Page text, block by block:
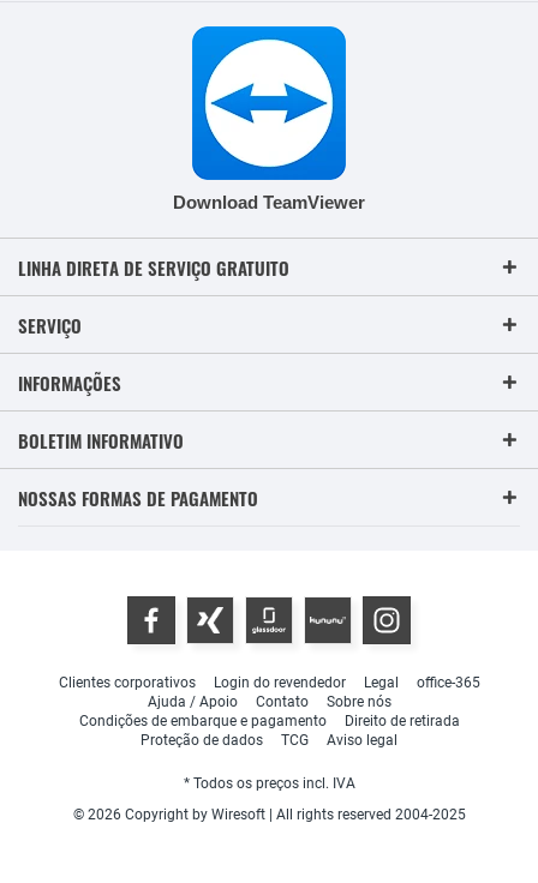
Download TeamViewer
LINHA DIRETA DE SERVIÇO GRATUITO
SERVIÇO
INFORMAÇÕES
BOLETIM INFORMATIVO
NOSSAS FORMAS DE PAGAMENTO
Clientes corporativos Login do revendedor Legal
office-365
Ajuda / Apoio
Contato
Sobre nós
Condições de embarque e pagamento
Direito de retirada
Proteção de dados
TCG Aviso legal
* Todos os preços incl. IVA
© 2026 Copyright by Wiresoft | All rights reserved 2004-2025